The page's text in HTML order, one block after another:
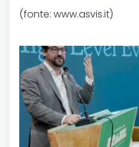
(fonte: www.asvis.it)